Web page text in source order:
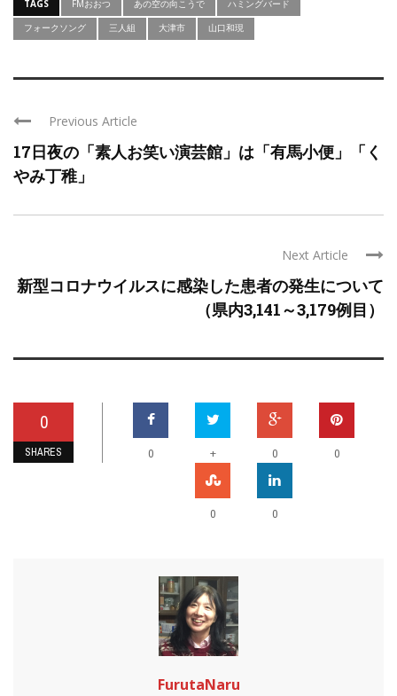
TAGS FMおおつ あの空の向こうで
ハミングバード
フォークソング
三人組 大津市 山口和現
Previous Article
17日夜の「素人お笑い演芸館」は「有馬小便」「く
やみ丁稚」
Next Article
新型コロナウイルスに感染した患者の発生について
（県内3,141～3,179例目）
0
SHARES 0 + 0 0
0 0
FurutaNaru